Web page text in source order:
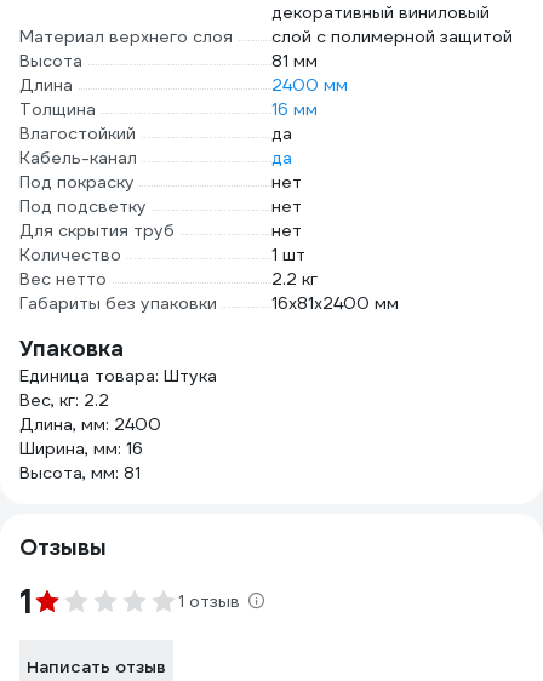
Материал верхнего слоя
декоративный виниловый
слой с полимерной защитой
Высота
81 мм
Длина
2400 мм
Толщина
16 мм
Влагостойкий
да
Кабель-канал
да
Под покраску
нет
Под подсветку
нет
Для скрытия труб
нет
Количество
1 шт
Вес нетто
2.2 кг
Габариты без упаковки
16х81х2400 мм
Упаковка
Единица товара: Штука
Вес, кг: 2.2
Длина, мм: 2400
Ширина, мм: 16
Высота, мм: 81
Отзывы
1 1 отзыв
Написать отзыв